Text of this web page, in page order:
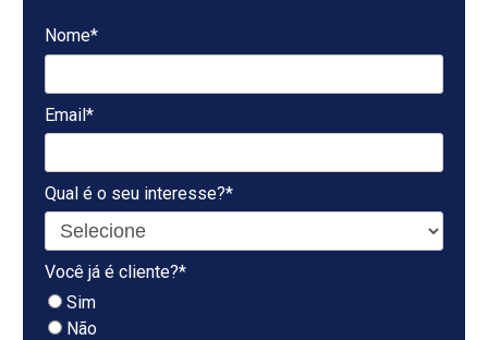
Nome*
Email*
Qual é o seu interesse?*
Você já é cliente?*
Sim
Não